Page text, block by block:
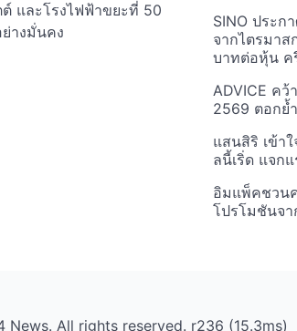
และโรงไฟฟ้าขยะที่ 50
างมั่นคง
SINO ประก
จากไตรมาส
บาทต่อหุ้น ค
ADVICE คว้
2569 ตอกย้
แสนสิริ เข้า
ลนี้เริ่ด แจก
อิมแพ็คชวน
โปรโมชันจ
All rights reserved. r236 (15.3ms)